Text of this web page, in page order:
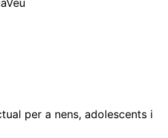
Veu
per a nens, adolescents i